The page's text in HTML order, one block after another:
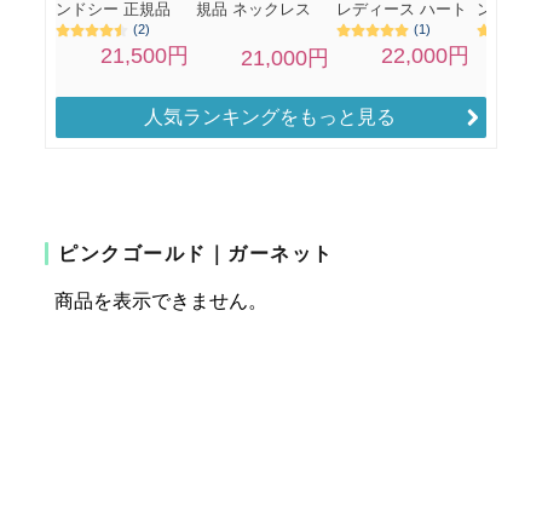
人気ランキングをもっと見る
ピンクゴールド｜ガーネット